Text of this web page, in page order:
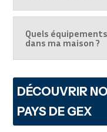
Quels
dans ma maison ?
DÉCOUVRIR
PAYS DE GEX